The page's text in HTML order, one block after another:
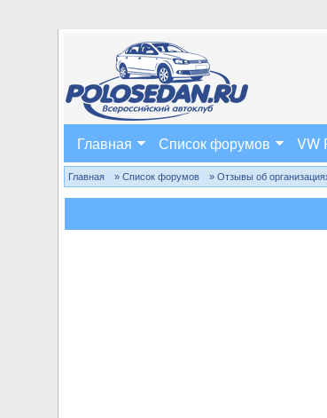
Главная Список форумов VW
Главная » Список форумов » Отзывы об